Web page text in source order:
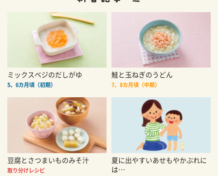
ミックスベジのだしがゆ
5、6カ月頃（初期）
鮭と玉ねぎのうどん
7、8カ月頃（中期）
豆腐とさつまいものみそ汁
取り分けレシピ
夏に出やすいあせもやかぶれに
は…